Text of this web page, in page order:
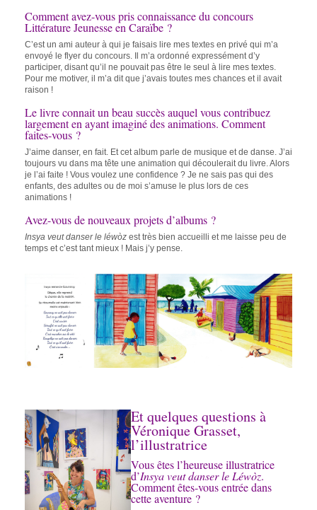
Comment avez-vous pris connaissance du concours
Littérature Jeunesse en Caraïbe ?
C’est un ami auteur à qui je faisais lire mes textes en privé qui m’a
envoyé le flyer du concours. Il m’a ordonné expressément d’y
participer, disant qu’il ne pouvait pas être le seul à lire mes textes.
Pour me motiver, il m’a dit que j’avais toutes mes chances et il avait
raison !
Le livre connait un beau succès auquel vous contribuez
largement en ayant imaginé des animations. Comment
faites-vous ?
J’aime danser, en fait. Et cet album parle de musique et de danse. J’ai
toujours vu dans ma tête une animation qui découlerait du livre. Alors
je l’ai faite ! Vous voulez une confidence ? Je ne sais pas qui des
enfants, des adultes ou de moi s’amuse le plus lors de ces
animations !
Avez-vous de nouveaux projets d’albums ?
Insya veut danser le léwòz est très bien accueilli et me laisse peu de
temps et c’est tant mieux ! Mais j’y pense.
Et quelques questions à
Véronique Grasset,
l’illustratrice
Vous êtes l’heureuse illustratrice
d’Insya veut danser le Léwòz.
Comment êtes-vous entrée dans
cette aventure ?